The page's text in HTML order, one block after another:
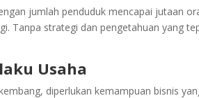
jumlah penduduk mencapai jutaan
Tanpa strategi dan pengetahuan yang
Usaha
diperlukan kemampuan bisnis